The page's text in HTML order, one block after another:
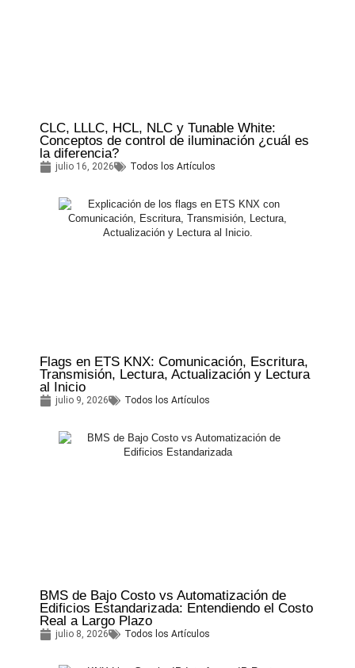
CLC, LLLC, HCL, NLC y Tunable White:
Conceptos de control de iluminación ¿cuál es
la diferencia?
julio 16, 2026 Todos los Artículos
Flags en ETS KNX: Comunicación, Escritura,
Transmisión, Lectura, Actualización y Lectura
al Inicio
julio 9, 2026 Todos los Artículos
BMS de Bajo Costo vs Automatización de
Edificios Estandarizada: Entendiendo el Costo
Real a Largo Plazo
julio 8, 2026 Todos los Artículos